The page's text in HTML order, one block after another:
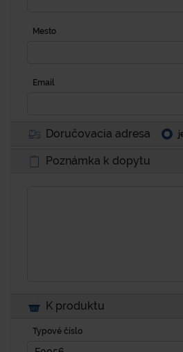
Mesto
Email
Doručovacia adresa
Poznámka k dopytu
K produktu
Typové číslo